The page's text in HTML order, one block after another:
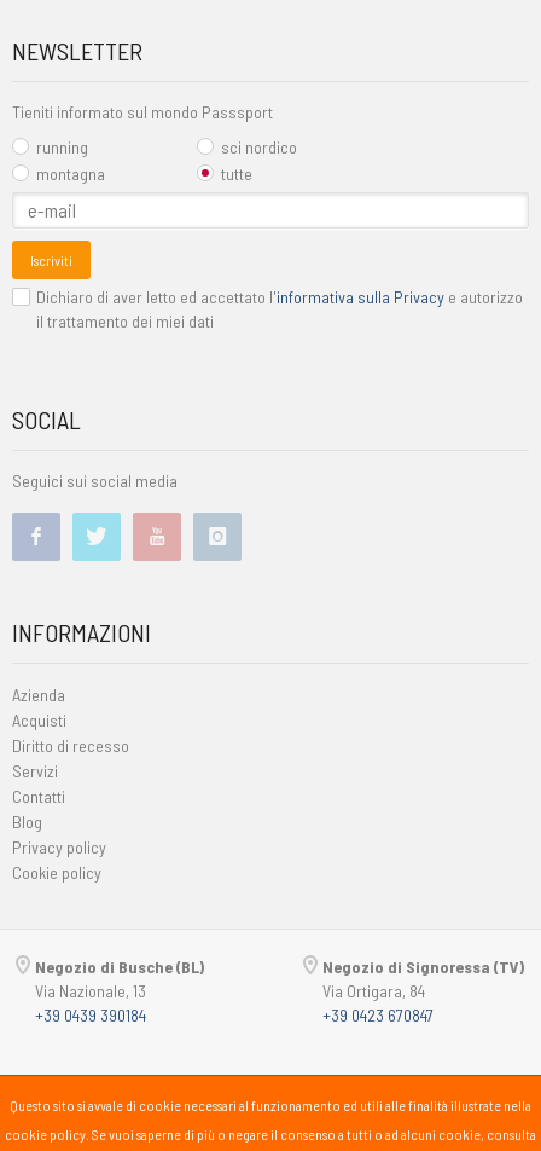
NEWSLETTER
Tieniti informato sul mondo Passsport
running
sci nordico
montagna
tutte
Iscriviti
Dichiaro di aver letto ed accettato l'informativa sulla Privacy e autorizzo
il trattamento dei miei dati
SOCIAL
Seguici sui social media
INFORMAZIONI
Azienda
Acquisti
Diritto di recesso
Servizi
Contatti
Blog
Privacy policy
Cookie policy
Negozio di Busche (BL)
Via Nazionale, 13
+39 0439 390184
Negozio di Signoressa (TV)
Via Ortigara, 84
+39 0423 670847
Questo sito si avvale di cookie necessari al funzionamento ed utili alle finalità illustrate nella
cookie policy. Se vuoi saperne di più o negare il consenso a tutti o ad alcuni cookie, consulta